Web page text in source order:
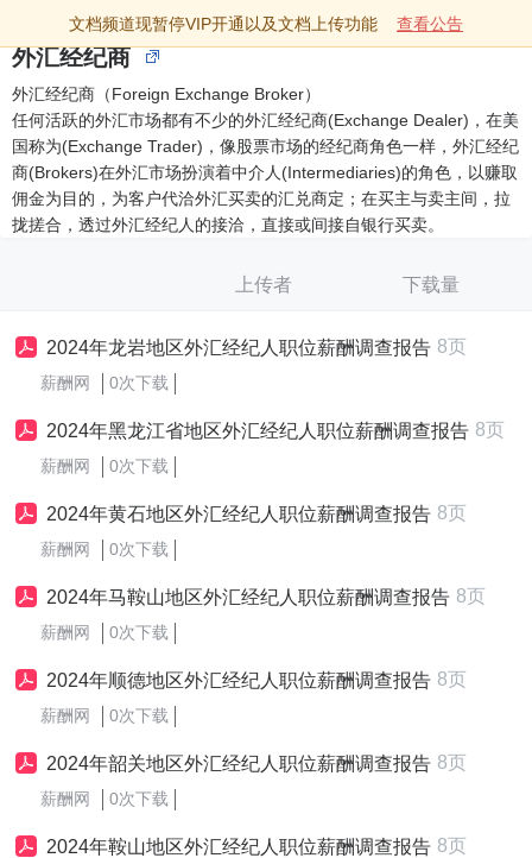
文档频道现暂停VIP开通以及文档上传功能 查看公告
外汇经纪商
外汇经纪商（Foreign Exchange Broker）
任何活跃的外汇市场都有不少的外汇经纪商(Exchange Dealer)，在美
国称为(Exchange Trader)，像股票市场的经纪商角色一样，外汇经纪
商(Brokers)在外汇市场扮演着中介人(Intermediaries)的角色，以赚取
佣金为目的，为客户代洽外汇买卖的汇兑商定；在买主与卖主间，拉
拢搓合，透过外汇经纪人的接洽，直接或间接自银行买卖。
上传者 下载量
2024年龙岩地区外汇经纪人职位薪酬调查报告 8页
薪酬网 0次下载
2024年黑龙江省地区外汇经纪人职位薪酬调查报告 8页
薪酬网 0次下载
2024年黄石地区外汇经纪人职位薪酬调查报告 8页
薪酬网 0次下载
2024年马鞍山地区外汇经纪人职位薪酬调查报告 8页
薪酬网 0次下载
2024年顺德地区外汇经纪人职位薪酬调查报告 8页
薪酬网 0次下载
2024年韶关地区外汇经纪人职位薪酬调查报告 8页
薪酬网 0次下载
2024年鞍山地区外汇经纪人职位薪酬调查报告 8页